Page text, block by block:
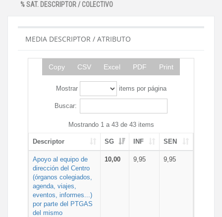
% SAT. DESCRIPTOR / COLECTIVO
MEDIA DESCRIPTOR / ATRIBUTO
Copy CSV Excel PDF Print
Mostrar items por página
Buscar:
Mostrando 1 a 43 de 43 items
Descriptor SG INF SEN
Apoyo al equipo de
dirección del Centro
(órganos colegiados,
agenda, viajes,
eventos, informes...)
por parte del PTGAS
del mismo
10,00 9,95 9,95